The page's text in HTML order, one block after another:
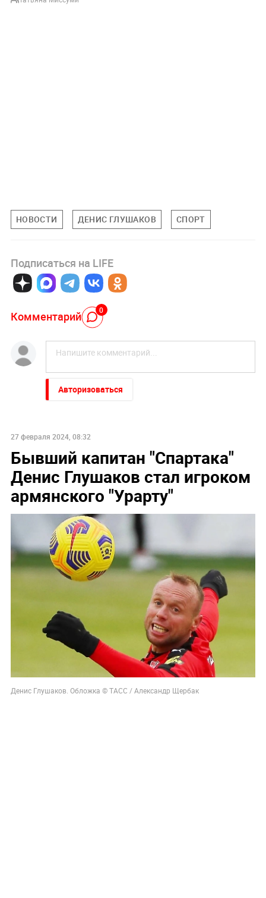
НОВОСТИ ДЕНИС ГЛУШАКОВ СПОРТ
Подписаться на LIFE
Комментарий 0
Авторизоваться
27 февраля 2024, 08:32
Бывший капитан "Спартака"
Денис Глушаков стал игроком
армянского "Урарту"
Денис Глушаков. Обложка © ТАСС / Александр Щербак